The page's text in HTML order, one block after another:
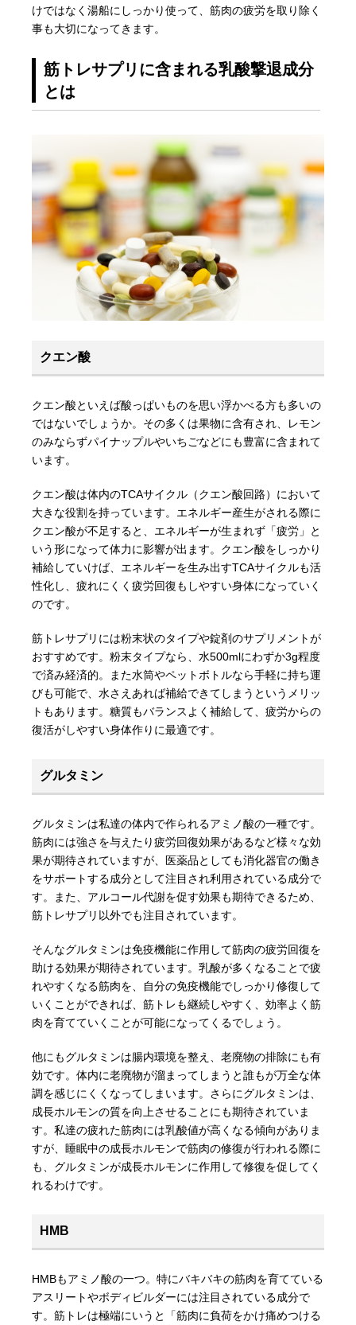
けではなく湯船にしっかり使って、筋肉の疲労を取り除く
事も大切になってきます。
筋トレサプリに含まれる乳酸撃退成分
とは
クエン酸
クエン酸といえば酸っぱいものを思い浮かべる方も多いの
ではないでしょうか。その多くは果物に含有され、レモン
のみならずパイナップルやいちごなどにも豊富に含まれて
います。
クエン酸は体内のTCAサイクル（クエン酸回路）において
大きな役割を持っています。エネルギー産生がされる際に
クエン酸が不足すると、エネルギーが生まれず「疲労」と
いう形になって体力に影響が出ます。クエン酸をしっかり
補給していけば、エネルギーを生み出すTCAサイクルも活
性化し、疲れにくく疲労回復もしやすい身体になっていく
のです。
筋トレサプリには粉末状のタイプや錠剤のサプリメントが
おすすめです。粉末タイプなら、水500mlにわずか3g程度
で済み経済的。また水筒やペットボトルなら手軽に持ち運
びも可能で、水さえあれば補給できてしまうというメリッ
トもあります。糖質もバランスよく補給して、疲労からの
復活がしやすい身体作りに最適です。
グルタミン
グルタミンは私達の体内で作られるアミノ酸の一種です。
筋肉には強さを与えたり疲労回復効果があるなど様々な効
果が期待されていますが、医薬品としても消化器官の働き
をサポートする成分として注目され利用されている成分で
す。また、アルコール代謝を促す効果も期待できるため、
筋トレサプリ以外でも注目されています。
そんなグルタミンは免疫機能に作用して筋肉の疲労回復を
助ける効果が期待されています。乳酸が多くなることで疲
れやすくなる筋肉を、自分の免疫機能でしっかり修復して
いくことができれば、筋トレも継続しやすく、効率よく筋
肉を育てていくことが可能になってくるでしょう。
他にもグルタミンは腸内環境を整え、老廃物の排除にも有
効です。体内に老廃物が溜まってしまうと誰もが万全な体
調を感じにくくなってしまいます。さらにグルタミンは、
成長ホルモンの質を向上させることにも期待されていま
す。私達の疲れた筋肉には乳酸値が高くなる傾向がありま
すが、睡眠中の成長ホルモンで筋肉の修復が行われる際に
も、グルタミンが成長ホルモンに作用して修復を促してく
れるわけです。
HMB
HMBもアミノ酸の一つ。特にバキバキの筋肉を育てている
アスリートやボディビルダーには注目されている成分で
す。筋トレは極端にいうと「筋肉に負荷をかけ痛めつける